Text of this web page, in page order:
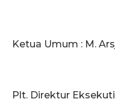
Ketua Umum : M.
Plt. Direktur